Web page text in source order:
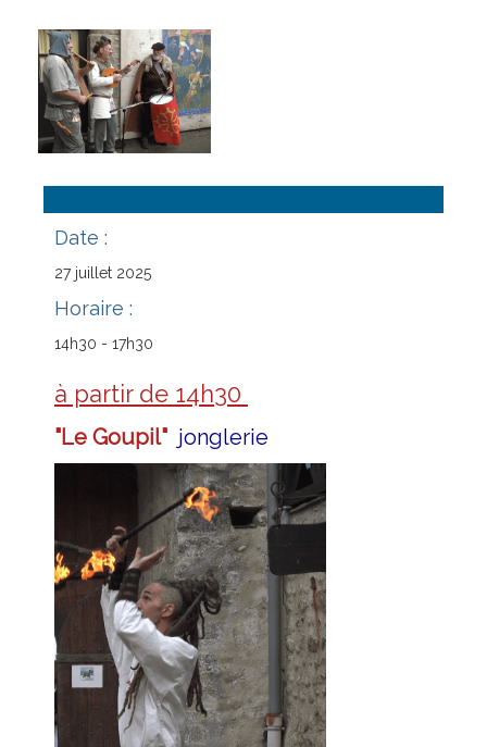
Château
Histoire
Bibliothèque
Contact
Date :
27 juillet 2025
Horaire :
14h30 - 17h30
à partir de 14h30
"Le Goupil" jonglerie